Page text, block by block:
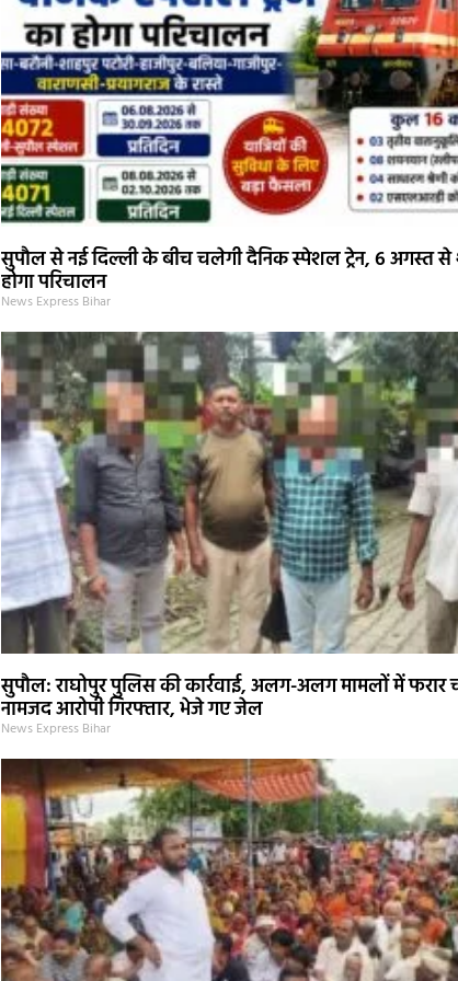
सुपौल से नई दिल्ली के बीच चलेगी दैनिक स्पेशल ट्रेन, 6 अगस्त
होगा परिचालन
News Express Bihar
सुपौल: राघोपुर पुलिस की कार्रवाई, अलग-अलग मामलों में फरार
नामजद आरोपी गिरफ्तार, भेजे गए जेल
News Express Bihar